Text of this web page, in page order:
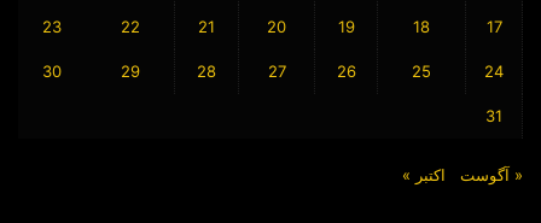
17
18
19
20
21
22
23
24
25
26
27
28
29
30
31
« آگوست اکتبر »